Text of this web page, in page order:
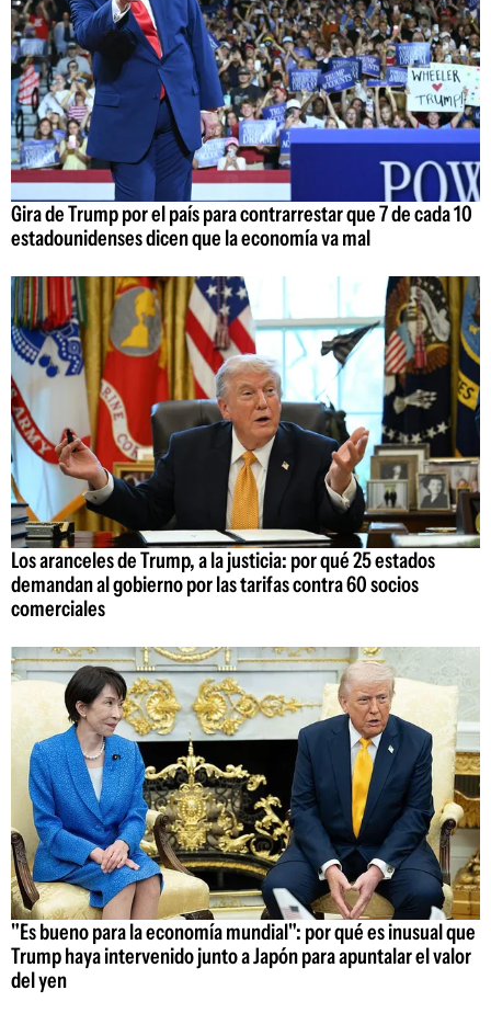
Gira de Trump por el país para contrarrestar que 7 de cada 10
estadounidenses dicen que la economía va mal
Los aranceles de Trump, a la justicia: por qué 25 estados
demandan al gobierno por las tarifas contra 60 socios
comerciales
"Es bueno para la economía mundial": por qué es inusual que
Trump haya intervenido junto a Japón para apuntalar el valor
del yen